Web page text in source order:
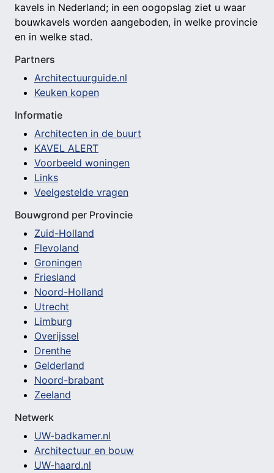
kavels in Nederland; in een oogopslag ziet u waar
bouwkavels worden aangeboden, in welke provincie
en in welke stad.
Partners
Architectuurguide.nl
Keuken kopen
Informatie
Architecten in de buurt
KAVEL ALERT
Voorbeeld woningen
Links
Veelgestelde vragen
Bouwgrond per Provincie
Zuid-Holland
Flevoland
Groningen
Friesland
Noord-Holland
Utrecht
Limburg
Overijssel
Drenthe
Gelderland
Noord-brabant
Zeeland
Netwerk
UW-badkamer.nl
Architectuur en bouw
UW-haard.nl